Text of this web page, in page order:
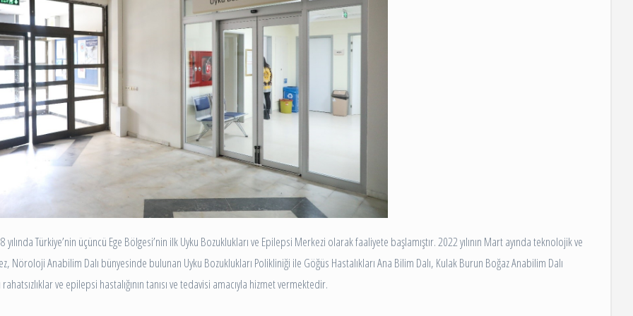
Tüm Birimleri Gör
Birimi
Birimi
Enfeksiyon Hastalıkları
Fizik Tedavi ve Rehabilitasyon
Geriatri
İç Hastalıkları
Kadın Genital Sistem Kanserleri
Tarama Polikliniği
Üroloji
Tüm Bölümleri Listele
Sıkça Sorulan Sorular
Türkiye’nin üçüncü Ege Bölgesi’nin ilk Uyku Bozuklukları ve Epilepsi Merkezi olarak faaliyete başlamıştır. 2022 yılının Mart ayında teknolojik ve
Anabilim Dalı bünyesinde bulunan Uyku Bozuklukları Polikliniği ile Göğüs Hastalıkları Ana Bilim Dalı, Kulak Burun Boğaz Anabilim Dalı
ve epilepsi hastalığının tanısı ve tedavisi amacıyla hizmet vermektedir.